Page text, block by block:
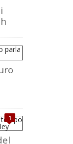
1